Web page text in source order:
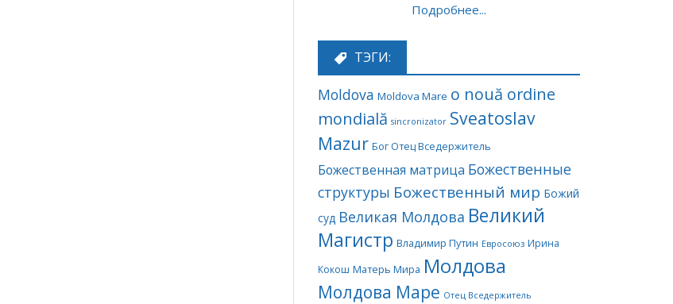
Подробнее...
ТЭГИ:
Moldova Moldova Mare o nouă ordine
mondială sincronizator Sveatoslav
Mazur Бог Отец Вседержитель
Божественная матрица Божественные
структуры Божественный мир Божий
суд Великая Молдова Великий
Магистр Владимир Путин Евросоюз Ирина
Кокош Матерь Мира Молдова
Молдова Маре Отец Вседержитель